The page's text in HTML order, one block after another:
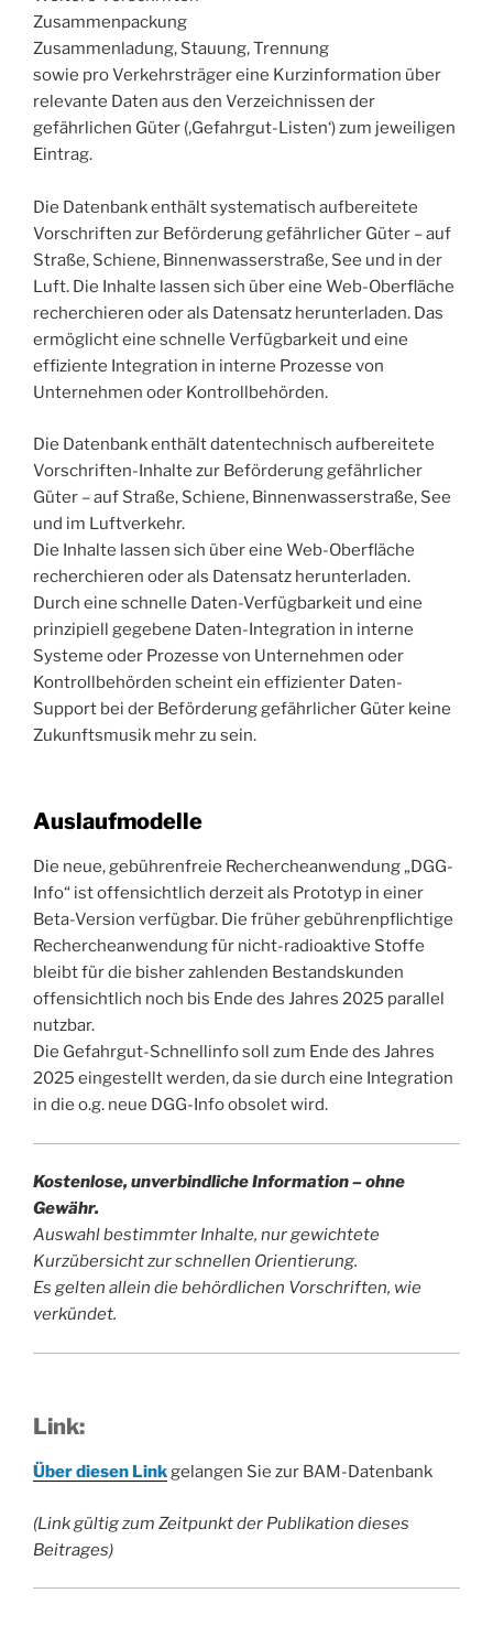
Zusammenpackung
Zusammenladung, Stauung, Trennung
sowie pro Verkehrsträger eine Kurzinformation über
relevante Daten aus den Verzeichnissen der
gefährlichen Güter (‚Gefahrgut-Listen‘) zum jeweiligen
Eintrag.
Die Datenbank enthält systematisch aufbereitete
Vorschriften zur Beförderung gefährlicher Güter – auf
Straße, Schiene, Binnenwasserstraße, See und in der
Luft. Die Inhalte lassen sich über eine Web-Oberfläche
recherchieren oder als Datensatz herunterladen. Das
ermöglicht eine schnelle Verfügbarkeit und eine
effiziente Integration in interne Prozesse von
Unternehmen oder Kontrollbehörden.
Die Datenbank enthält datentechnisch aufbereitete
Vorschriften-Inhalte zur Beförderung gefährlicher
Güter – auf Straße, Schiene, Binnenwasserstraße, See
und im Luftverkehr.
Die Inhalte lassen sich über eine Web-Oberfläche
recherchieren oder als Datensatz herunterladen.
Durch eine schnelle Daten-Verfügbarkeit und eine
prinzipiell gegebene Daten-Integration in interne
Systeme oder Prozesse von Unternehmen oder
Kontrollbehörden scheint ein effizienter Daten-
Support bei der Beförderung gefährlicher Güter keine
Zukunftsmusik mehr zu sein.
Auslaufmodelle
Die neue, gebührenfreie Rechercheanwendung „DGG-
Info“ ist offensichtlich derzeit als Prototyp in einer
Beta-Version verfügbar. Die früher gebührenpflichtige
Rechercheanwendung für nicht-radioaktive Stoffe
bleibt für die bisher zahlenden Bestandskunden
offensichtlich noch bis Ende des Jahres 2025 parallel
nutzbar.
Die Gefahrgut-Schnellinfo soll zum Ende des Jahres
2025 eingestellt werden, da sie durch eine Integration
in die o.g. neue DGG-Info obsolet wird.
Kostenlose, unverbindliche Information – ohne
Gewähr.
Auswahl bestimmter Inhalte, nur gewichtete
Kurzübersicht zur schnellen Orientierung.
Es gelten allein die behördlichen Vorschriften, wie
verkündet.
Link:
Über diesen Linkgelangen Sie zur BAM-Datenbank
(Link gültig zum Zeitpunkt der Publikation dieses
Beitrages)